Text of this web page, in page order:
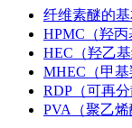
纤维素醚的
HPMC（羟丙
HEC（羟乙基
MHEC（甲基
RDP（可再分
PVA（聚乙烯